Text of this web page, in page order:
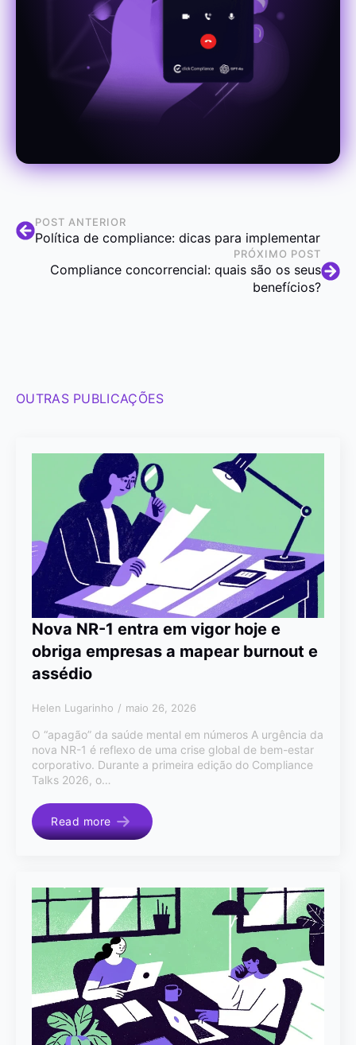
POST ANTERIOR
Política de compliance: dicas para implementar
PRÓXIMO POST
Compliance concorrencial: quais são os seus
benefícios?
OUTRAS PUBLICAÇÕES
Nova NR-1 entra em vigor hoje e
obriga empresas a mapear burnout e
assédio
Helen Lugarinho maio 26, 2026
O “apagão” da saúde mental em números A urgência da
nova NR-1 é reflexo de uma crise global de bem-estar
corporativo. Durante a primeira edição do Compliance
Talks 2026, o…
Read more